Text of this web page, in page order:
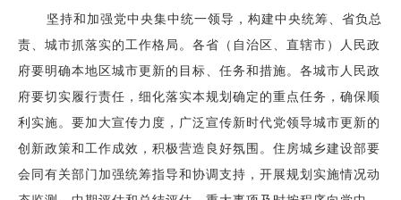
坚持和加强党中央集中统一领导，构建中央统筹、省负总
责、城市抓落实的工作格局。各省（自治区、直辖市）人民政
府要明确本地区城市更新的目标、任务和措施。各城市人民政
府要切实履行责任，细化落实本规划确定的重点任务，确保顺
利实施。要加大宣传力度，广泛宣传新时代党领导城市更新的
创新政策和工作成效，积极营造良好氛围。住房城乡建设部要
会同有关部门加强统筹指导和协调支持，开展规划实施情况动